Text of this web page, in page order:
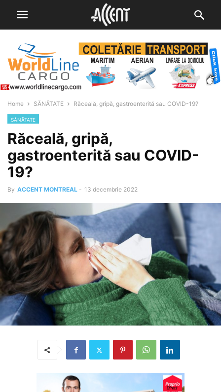
Home SĂNĂTATE Răceală, gripă, gastroenterită sau COVID-19?
SĂNĂTATE
Răceală, gripă,
gastroenterită sau COVID-
19?
By ACCENT MONTREAL - 13 decembrie 2022